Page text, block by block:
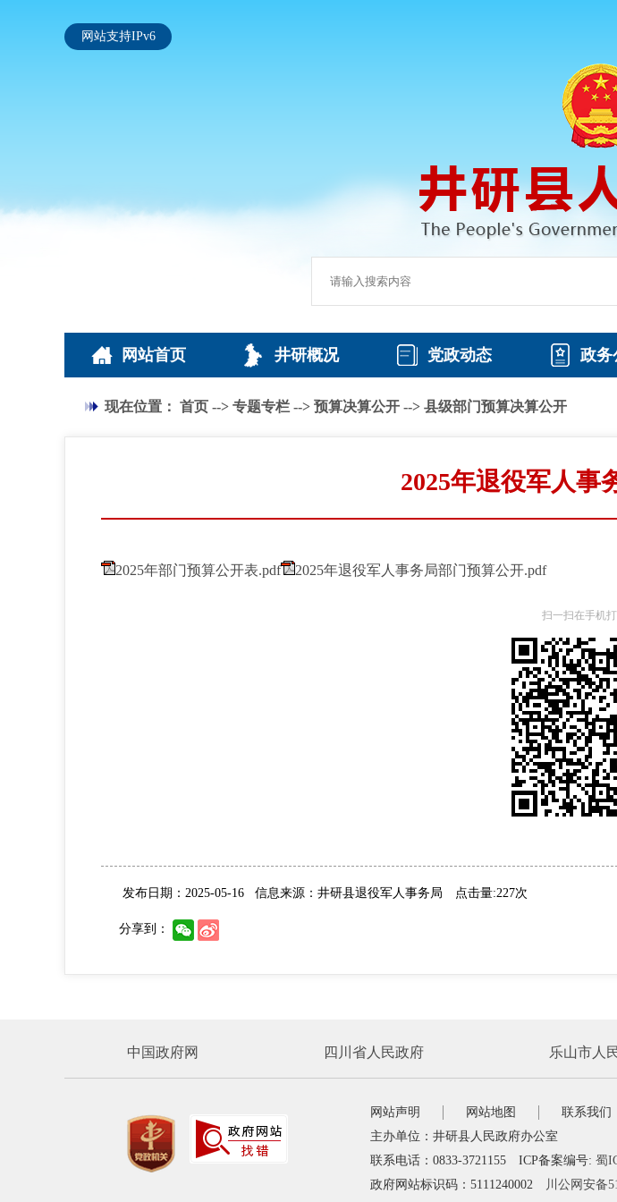
网站支持IPv6
网站首页 井研概况 党政动态 政务
现在位置： 首页 --> 专题专栏 --> 预算决算公开 --> 县级部门预算决算公开
2025年退役军人事
2025年部门预算公开表.pdf 2025年退役军人事务局部门预算公开.pdf
扫一扫在手机
发布日期：2025-05-16 信息来源：井研县退役军人事务局 点击量:227次
分享到：
中国政府网 四川省人民政府 乐山市人
网站声明 网站地图
联系我们
主办单位：井研县人民政府办公室
联系电话：0833-3721155 ICP备案编号: 蜀
政府网站标识码：5111240002
川公网安备